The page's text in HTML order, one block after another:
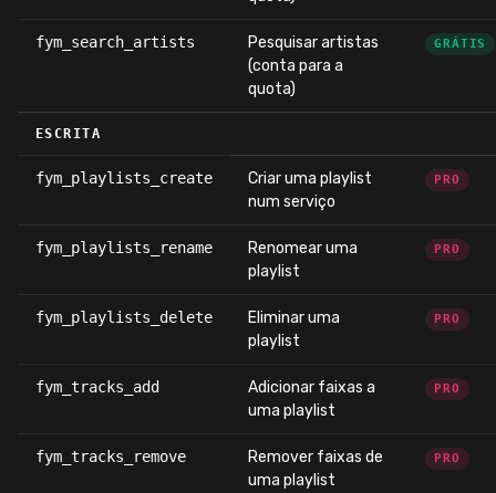
fym_search_artists
Pesquisar artistas
(conta para a
quota)
GRÁTIS
ESCRITA
fym_playlists_create
Criar uma playlist
num serviço
PRO
fym_playlists_rename
Renomear uma
playlist
PRO
fym_playlists_delete
Eliminar uma
playlist
PRO
fym_tracks_add
Adicionar faixas a
uma playlist
PRO
fym_tracks_remove
Remover faixas de
uma playlist
PRO